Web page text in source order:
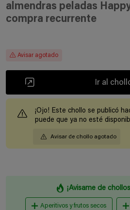
almendras peladas
compra recurrente
Avisar agotado
Ir al
¡Ojo! Este chollo se publicó
puede que ya no esté
Avisar de chollo agotado
¡Avisame de
Aperitivos y frutos secos